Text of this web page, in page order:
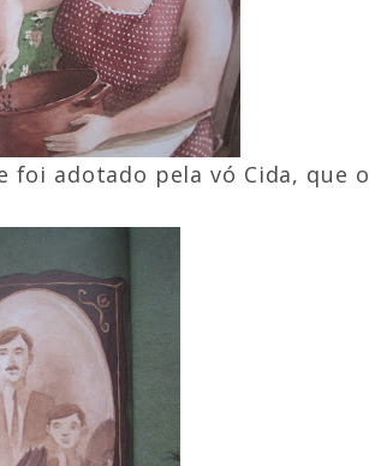
foi adotado pela vó Cida, que o